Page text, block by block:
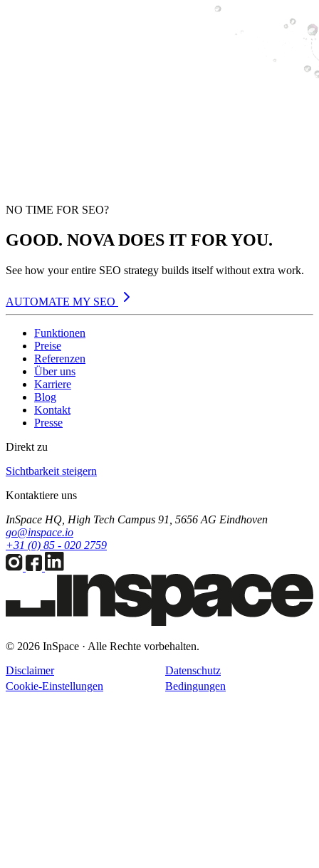
NO TIME FOR SEO?
GOOD. NOVA DOES IT FOR YOU.
See how your entire SEO strategy builds itself without extra work.
AUTOMATE MY SEO
Funktionen
Preise
Referenzen
Über uns
Karriere
Blog
Kontakt
Presse
Direkt zu
Sichtbarkeit steigern
Kontaktiere uns
InSpace HQ, High Tech Campus 91, 5656 AG Eindhoven
go@inspace.io
+31 (0) 85 - 020 2759
© 2026 InSpace · Alle Rechte vorbehalten.
Disclaimer
Datenschutz
Cookie-Einstellungen
Bedingungen